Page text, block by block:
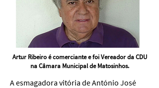
Artur Ribeiro é comerciante e foi Vereador da CDU
na Câmara Municipal de Matosinhos.
A esmagadora vitória de António José